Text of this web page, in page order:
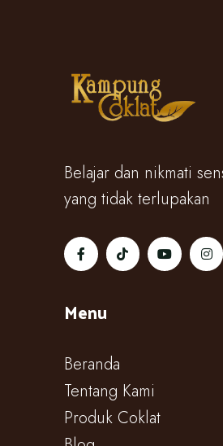
Belajar dan nikmati
yang tidak terlupakan
Menu
Beranda
Tentang Kami
Produk Coklat